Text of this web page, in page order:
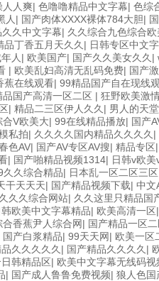
人人爽| 色噜噜精品中文字幕| 色综
人 | 国产肉体XXXX裸体784大胆|
久久中文字幕| 久久综合九色综合
品丁香五月天久久 | 日韩专区中文
人 | 欧美国产| 国产久久美女久久 |
| 欧美乱妇高清无乱码免费| 国产
蕉在线观看| 99精品国产自在现线
国产高清一区二区 | 狂野欧美激
| 精品二三区伊人久久 | 男人的天
合V欧美大| 99在线精品播放| 国产
私拍| 久久久久国内精品久久久久 |
色AV| 国产AV专区AV搜| 精品专区
| 国产啪精品视频1314| 日韩v欧美
久久综合精品| 日本乱一区二区三区
干天天天| 国产精品视频下载| 中文
久久综合网站| 久久这里只精品国
韩欧美中文字幕精品| 欧美高清一区
合香蕉尹人综合网| 国产精品一区
国产白浆精品| 99天天网| 欧美一区
久久久久久 | 国产精品久久久久 |
韩精品区| 欧美中文字幕无线码视
| 国产成人鲁鲁免费视频| 狼人色国